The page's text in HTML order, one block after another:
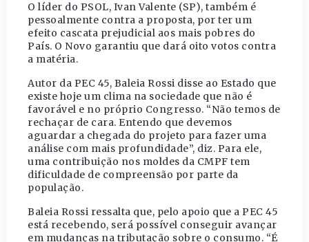
O líder do PSOL, Ivan Valente (SP), também é
pessoalmente contra a proposta, por ter um
efeito cascata prejudicial aos mais pobres do
País. O Novo garantiu que dará oito votos contra
a matéria.
Autor da PEC 45, Baleia Rossi disse ao Estado que
existe hoje um clima na sociedade que não é
favorável e no próprio Congresso. “Não temos de
rechaçar de cara. Entendo que devemos
aguardar a chegada do projeto para fazer uma
análise com mais profundidade”, diz. Para ele,
uma contribuição nos moldes da CMPF tem
dificuldade de compreensão por parte da
população.
Baleia Rossi ressalta que, pelo apoio que a PEC 45
está recebendo, será possível conseguir avançar
em mudanças na tributação sobre o consumo. “É